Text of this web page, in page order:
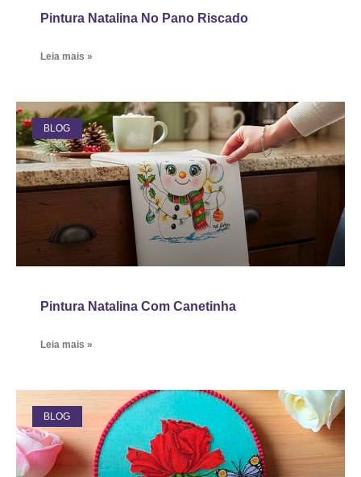
Pintura Natalina No Pano Riscado
Leia mais »
BLOG
Pintura Natalina Com Canetinha
Leia mais »
BLOG